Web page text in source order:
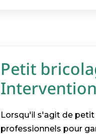
Petit
Lorsqu'il s'agit de
professionnels pour